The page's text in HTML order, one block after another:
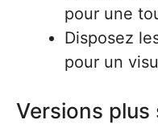
pour une
Disposez
pour un
Versions plus